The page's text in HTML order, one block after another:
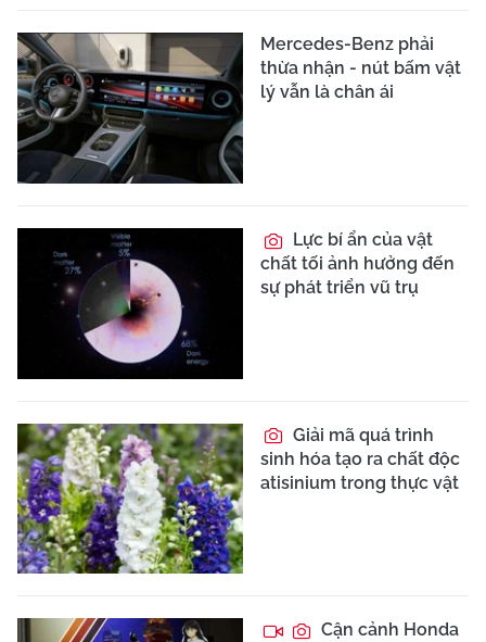
Mercedes-Benz phải
thừa nhận - nút bấm vật
lý vẫn là chân ái
Lực bí ẩn của vật
chất tối ảnh hưởng đến
sự phát triển vũ trụ
Giải mã quá trình
sinh hóa tạo ra chất độc
atisinium trong thực vật
Cận cảnh Honda